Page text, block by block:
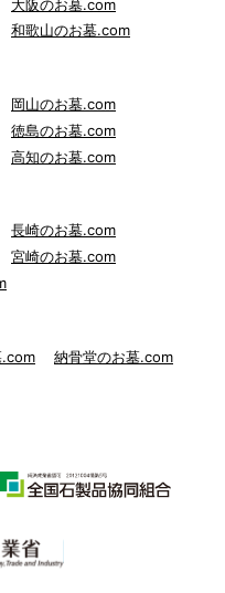
大阪のお墓.com
和歌山のお墓.com
岡山のお墓.com
徳島のお墓.com
高知のお墓.com
長崎のお墓.com
宮崎のお墓.com
.com 納骨堂のお墓.com